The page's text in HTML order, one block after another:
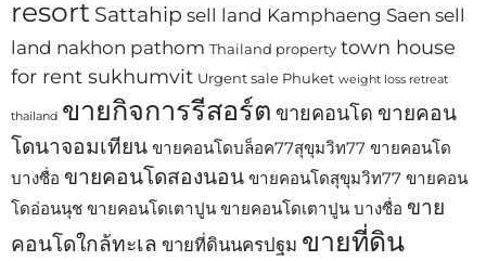
resort Sattahip sell land Kamphaeng Saen sell
land nakhon pathom Thailand property town house
for rent sukhumvit Urgent sale Phuket weight loss retreat
thailand ขายกิจการรีสอร์ต ขายคอนโด ขายคอน
โดนาจอมเทียน ขายคอนโดบล็อค77สุขุมวิท77 ขายคอนโด
บางซื่อ ขายคอนโดสองนอน ขายคอนโดสุขุมวิท77 ขายคอน
โดอ่อนนุช ขายคอนโดเตาปูน ขายคอนโดเตาปูน บางซื่อ ขาย
คอนโดใกล้ทะเล ขายที่ดินนครปฐม ขายที่ดิน